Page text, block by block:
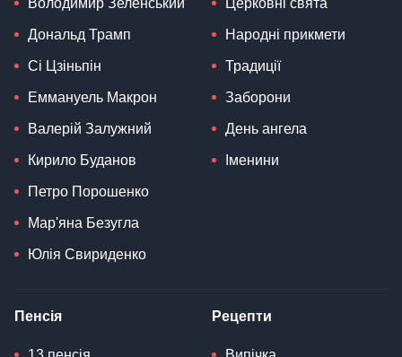
Володимир Зеленський
Дональд Трамп
Сі Цзіньпін
Еммануель Макрон
Валерій Залужний
Кирило Буданов
Петро Порошенко
Мар'яна Безугла
Юлія Свириденко
Церковні свята
Народні прикмети
Традиції
Заборони
День ангела
Іменини
Пенсія Рецепти